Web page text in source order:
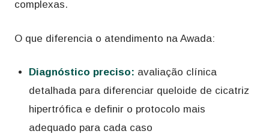
complexas.
O que diferencia o atendimento na Awada:
Diagnóstico preciso: avaliação clínica
detalhada para diferenciar queloide de cicatriz
hipertrófica e definir o protocolo mais
adequado para cada caso